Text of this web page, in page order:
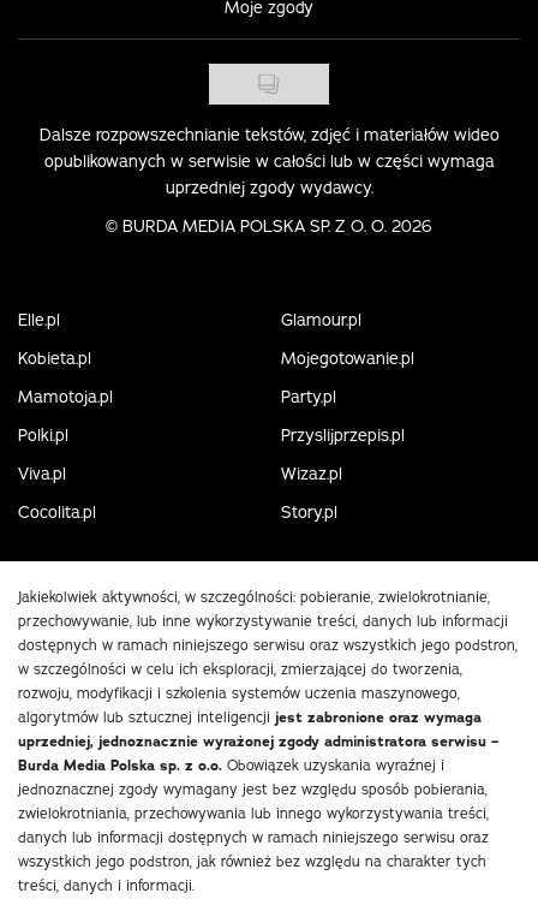
Moje zgody
Dalsze rozpowszechnianie tekstów, zdjęć i materiałów wideo
opublikowanych w serwisie w całości lub w części wymaga
uprzedniej zgody wydawcy.
© BURDA MEDIA POLSKA SP. Z O. O. 2026
Elle.pl
Glamour.pl
Kobieta.pl
Mojegotowanie.pl
Mamotoja.pl
Party.pl
Polki.pl
Przyslijprzepis.pl
Viva.pl
Wizaz.pl
Cocolita.pl
Story.pl
Jakiekolwiek aktywności, w szczególności: pobieranie, zwielokrotnianie,
przechowywanie, lub inne wykorzystywanie treści, danych lub informacji
dostępnych w ramach niniejszego serwisu oraz wszystkich jego podstron,
w szczególności w celu ich eksploracji, zmierzającej do tworzenia,
rozwoju, modyfikacji i szkolenia systemów uczenia maszynowego,
algorytmów lub sztucznej inteligencji jest zabronione oraz wymaga
uprzedniej, jednoznacznie wyrażonej zgody administratora serwisu –
Burda Media Polska sp. z o.o. Obowiązek uzyskania wyraźnej i
jednoznacznej zgody wymagany jest bez względu sposób pobierania,
zwielokrotniania, przechowywania lub innego wykorzystywania treści,
danych lub informacji dostępnych w ramach niniejszego serwisu oraz
wszystkich jego podstron, jak również bez względu na charakter tych
treści, danych i informacji.